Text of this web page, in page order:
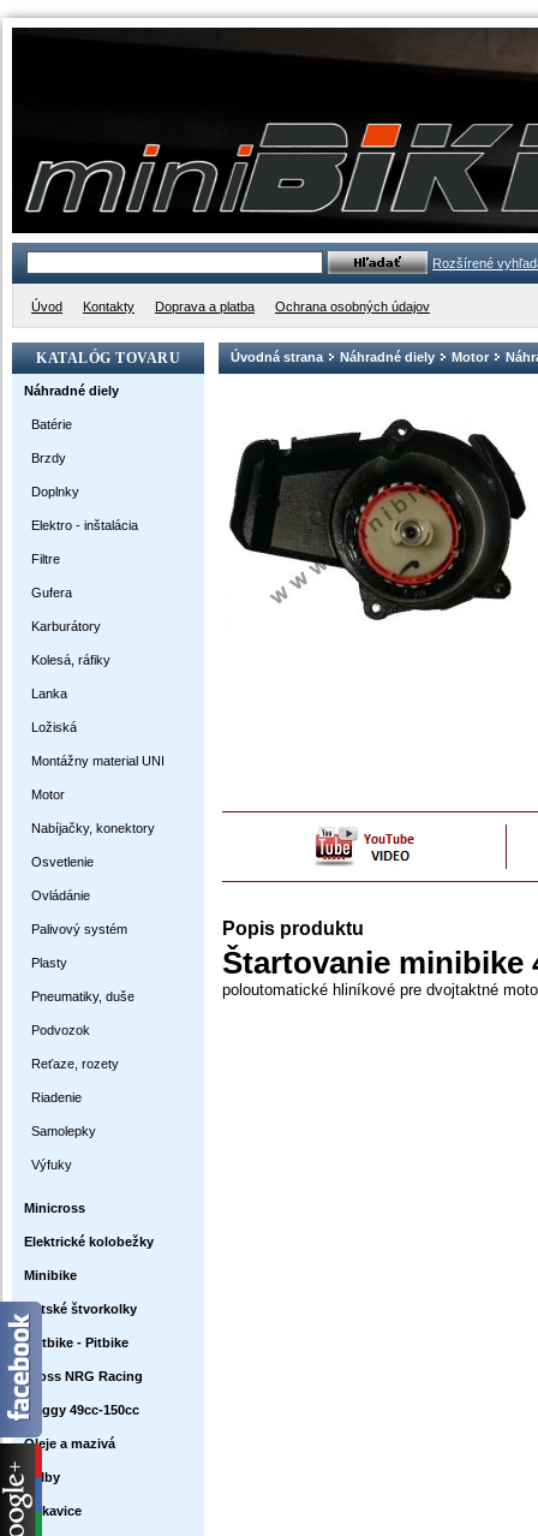
Rozšírené
Úvod Kontakty Doprava a platba Ochrana osobných údajov
KATALÓG TOVARU
Náhradné diely
Batérie
Brzdy
Doplnky
Elektro - inštalácia
Filtre
Gufera
Karburátory
Kolesá, ráfiky
Lanka
Ložiská
Montážny material UNI
Motor
Nabíjačky, konektory
Osvetlenie
Ovládánie
Palivový systém
Plasty
Pneumatiky, duše
Podvozok
Reťaze, rozety
Riadenie
Samolepky
Výfuky
Minicross
Elektrické kolobežky
Minibike
Detské štvorkolky
Dirtbike - Pitbike
Cross NRG Racing
Buggy 49cc-150cc
Oleje a mazivá
Prilby
Rukavice
Úvodná strana Náhradné diely Motor
Popis produktu
Štartovanie minibike
poloutomatické hliníkové pre dvojtaktné